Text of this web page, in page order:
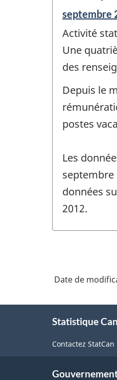
changement
-
Période
référence
de
changement
-
septembre
Activité
Une
des
Depuis le
postes
Les
septembre
données
2012.
Date de
Statistique
Contactez StatCan